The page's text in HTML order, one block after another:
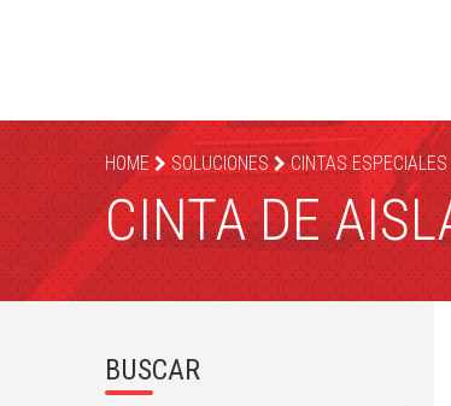
HOME SOLUCIONES CINTAS ESPECIALES
CINTA DE
BUSCAR